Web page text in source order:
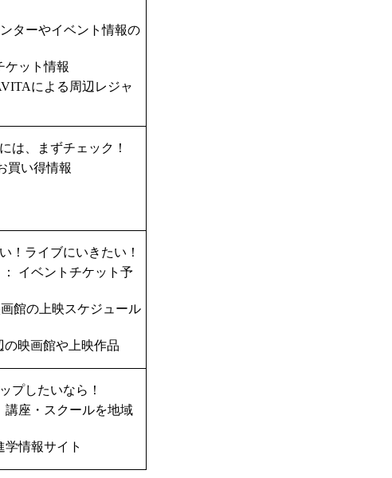
ターやイベント情報の
ケット情報
による周辺レジャ
は、まずチェック！
買い得情報
！ライブにいきたい！
： イベントチケット予
館の上映スケジュール
の映画館や上映作品
プしたいなら！
講座・スクールを地域
学情報サイト